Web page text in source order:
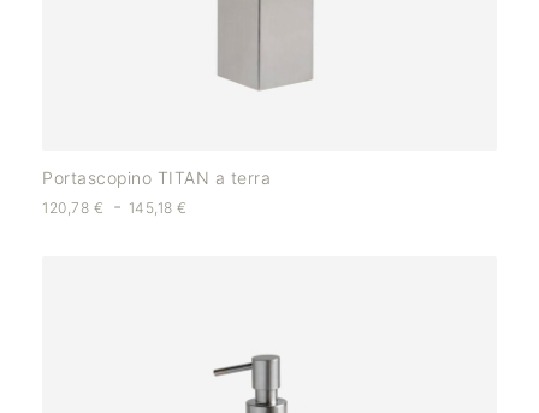
Portascopino TITAN a terra
120,78 € - 145,18€